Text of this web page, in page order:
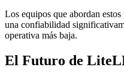
Los equipos que abordan
una confiabilidad
operativa más baja.
El Futuro de